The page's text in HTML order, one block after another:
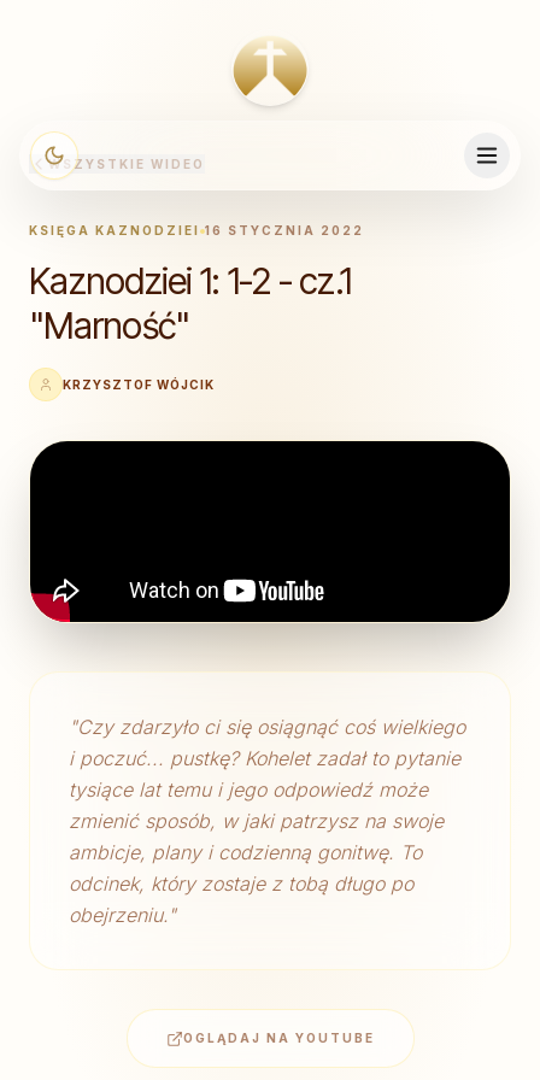
WSZYSTKIE WIDEO
KSIĘGA KAZNODZIEI 16 STYCZNIA 2022
Kaznodziei 1: 1-2 - cz.1
"Marność"
KRZYSZTOF WÓJCIK
"Czy zdarzyło ci się osiągnąć coś wielkiego
i poczuć... pustkę? Kohelet zadał to pytanie
tysiące lat temu i jego odpowiedź może
zmienić sposób, w jaki patrzysz na swoje
ambicje, plany i codzienną gonitwę. To
odcinek, który zostaje z tobą długo po
obejrzeniu. "
OGLĄDAJ NA YOUTUBE